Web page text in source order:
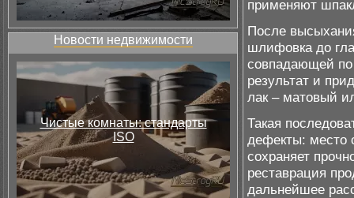
Новости недвижимости
Чистые комнаты: стандарты
ISO
применяют
После
шлифовка до
совпадающей по
результат и
лак – матовый
Такая
дефекты: место
сохраняет
реставрация
дальнейшее